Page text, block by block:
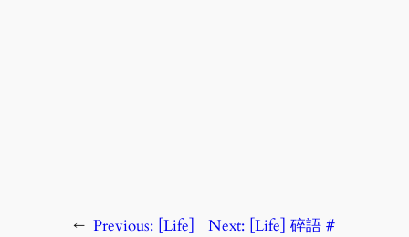
← Previous: [Life]
Next: [Life] 碎語 #